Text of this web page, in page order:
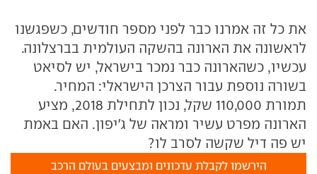
את כל זה אמרנו כבר לפני מספר חודשים, כשפגשנו
לראשונה את הארונה בהשקה העולמית בברצלונה.
עכשיו, כשהארונה כבר נמכר בישראל, יש לסיאט
בשורה נוספת עבור הצרכן הישראלי: המחיר.
תמורת 110,000 שקל, נכון לתחילת 2018, מציע
הארונה מפרט עשיר ומראה של ג'יפון. האם באמת
יש פה דיל שקשה לסרב לו?
הירשמו לקבלת עדכונים ומבצעים בעולם הרכב